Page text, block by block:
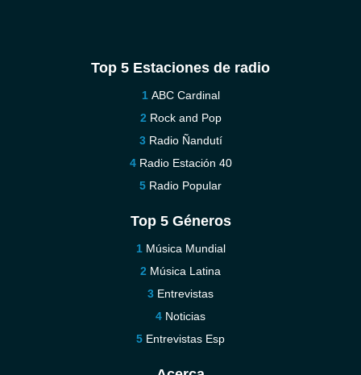
Top 5 Estaciones de radio
ABC Cardinal
Rock and Pop
Radio Ñandutí
Radio Estación 40
Radio Popular
Top 5 Géneros
Música Mundial
Música Latina
Entrevistas
Noticias
Entrevistas Esp